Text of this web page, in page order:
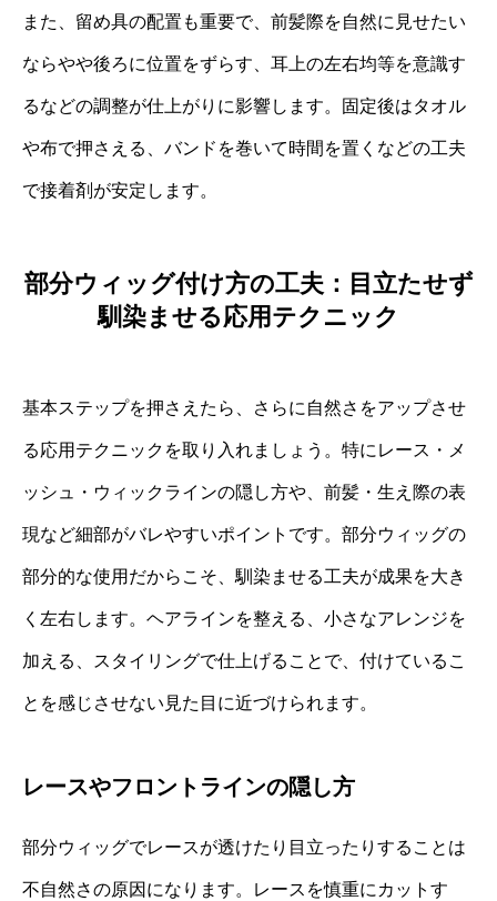
また、留め具の配置も重要で、前髪際を自然に見せたい
ならやや後ろに位置をずらす、耳上の左右均等を意識す
るなどの調整が仕上がりに影響します。固定後はタオル
や布で押さえる、バンドを巻いて時間を置くなどの工夫
で接着剤が安定します。
部分ウィッグ付け方の工夫：目立たせず
馴染ませる応用テクニック
基本ステップを押さえたら、さらに自然さをアップさせ
る応用テクニックを取り入れましょう。特にレース・メ
ッシュ・ウィックラインの隠し方や、前髪・生え際の表
現など細部がバレやすいポイントです。部分ウィッグの
部分的な使用だからこそ、馴染ませる工夫が成果を大き
く左右します。ヘアラインを整える、小さなアレンジを
加える、スタイリングで仕上げることで、付けているこ
とを感じさせない見た目に近づけられます。
レースやフロントラインの隠し方
部分ウィッグでレースが透けたり目立ったりすることは
不自然さの原因になります。レースを慎重にカットす